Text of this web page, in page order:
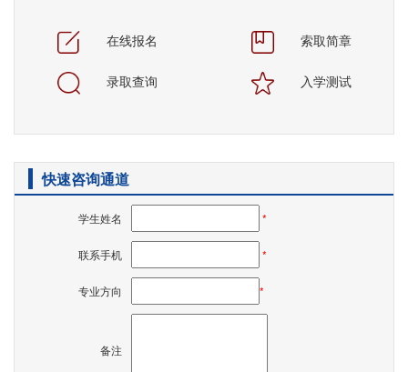
在线报名 索取简章
录取查询 入学测试
快速咨询通道
学生姓名 *
联系手机 *
专业方向 *
备注